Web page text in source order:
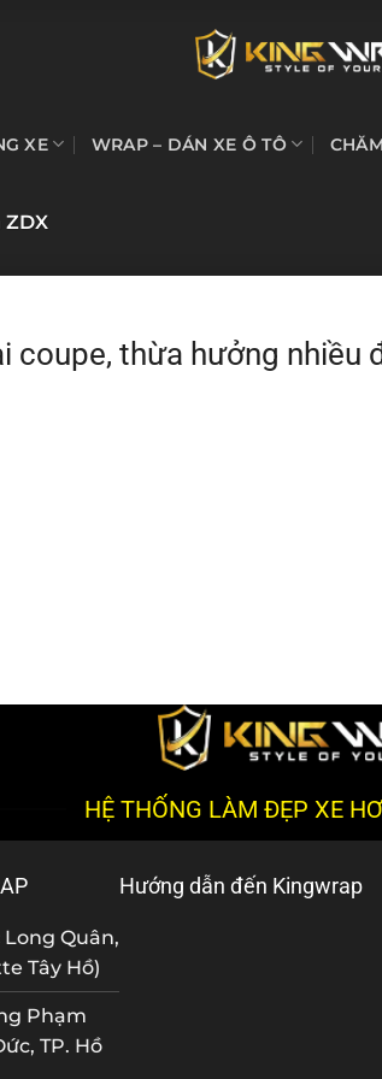
XE WRAP – DÁN XE Ô TÔ
ZDX
coupe, thừa hưởng nhiều
HỆ THỐNG LÀM ĐẸP XE
Long Quân,
Tây Hồ)
Phạm
TP. Hồ
Hướng dẫn đến Kingwrap